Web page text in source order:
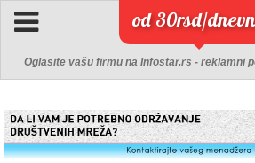
od 30rsd/
Oglasite vašu firmu na Infostar.rs - reklamni